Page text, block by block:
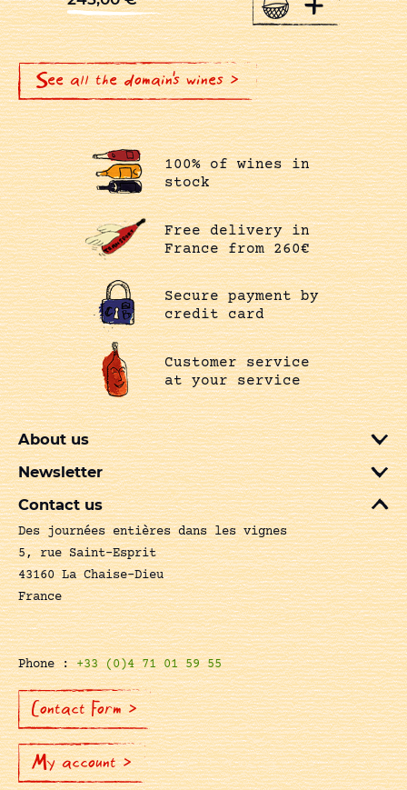
See all the domain's wines >
100% of wines in
stock
Free delivery in
France from 260€
Secure payment by
credit card
Customer service
at your service
About us
Newsletter
Contact us
Des journées entières dans les vignes
5, rue Saint-Esprit
43160 La Chaise-Dieu
France
Phone :+33 (0)4 71 01 59 55
Contact Form >
My account >